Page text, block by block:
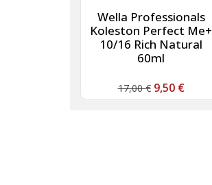
Wella Professionals
Koleston Perfect Me+
10/16 Rich Natural
60ml
17,00€ 9,50 €